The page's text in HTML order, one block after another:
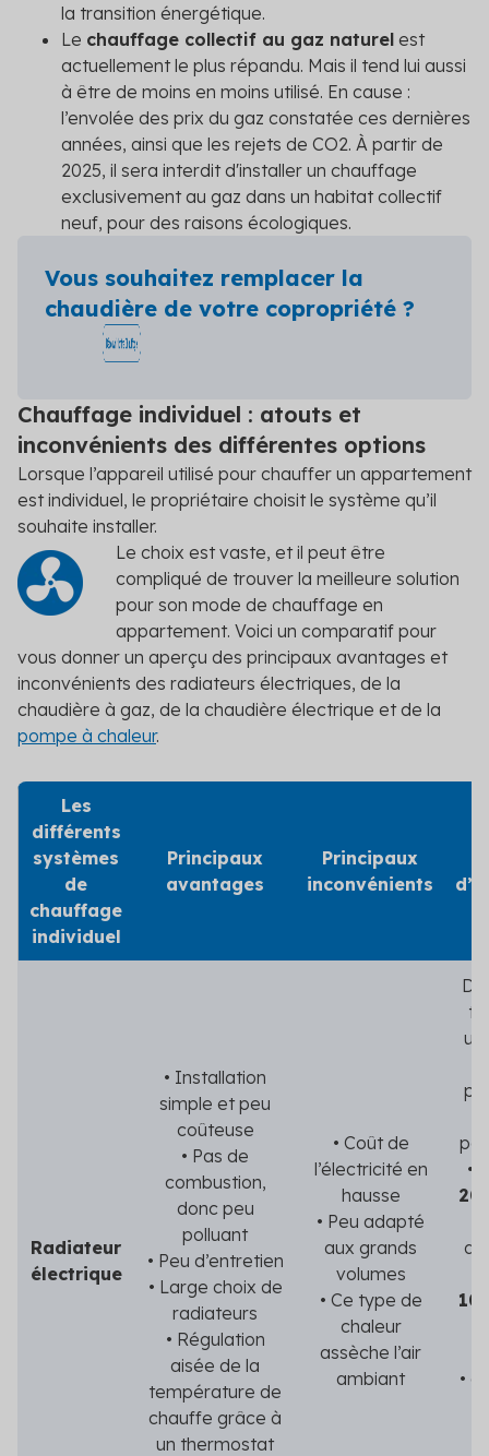
la transition énergétique.
Le chauffage collectif au gaz naturel est
actuellement le plus répandu. Mais il tend lui aussi
à être de moins en moins utilisé. En cause :
l’envolée des prix du gaz constatée ces dernières
années, ainsi que les rejets de CO2. À partir de
2025, il sera interdit d'installer un chauffage
exclusivement au gaz dans un habitat collectif
neuf, pour des raisons écologiques.
Vous souhaitez remplacer la
chaudière de votre copropriété ?
Chauffage individuel : atouts et
inconvénients des différentes options
Lorsque l’appareil utilisé pour chauffer un appartement
est individuel, le propriétaire choisit le système qu’il
souhaite installer.
Le choix est vaste, et il peut être
compliqué de trouver la meilleure solution
pour son mode de chauffage en
appartement. Voici un comparatif pour
vous donner un aperçu des principaux avantages et
inconvénients des radiateurs électriques, de la
chaudière à gaz, de la chaudière électrique et de la
pompe à chaleur.
Les
différents
systèmes
de
chauffage
individuel
Principaux
avantages
Principaux
inconvénients
Radiateur
électrique
• Installation
simple et peu
coûteuse
• Pas de
combustion,
donc peu
polluant
• Peu d’entretien
• Large choix de
radiateurs
• Régulation
aisée de la
température de
chauffe grâce à
un thermostat
• Coût de
l’électricité en
hausse
• Peu adapté
aux grands
volumes
• Ce type de
chaleur
assèche l’air
ambiant
•
•